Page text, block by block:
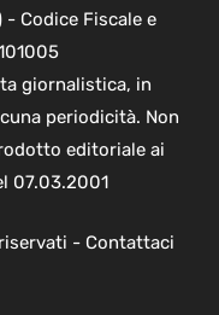
- Codice Fiscale e
giornalistica, in
periodicità. Non
editoriale ai
07.03.2001
- Contattaci